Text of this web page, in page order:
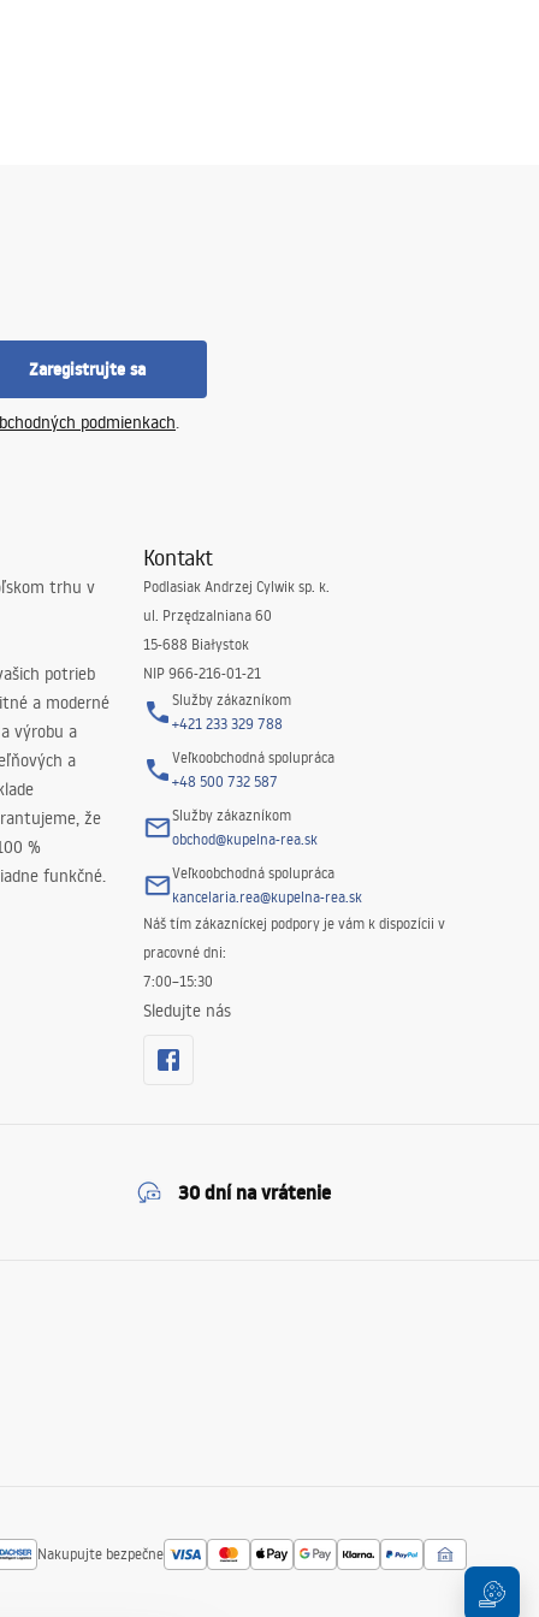
Zaregistrujte sa
podmienkach.
trhu v
potrieb
a moderné
výrobu a
a
že
%
funkčné.
Kontakt
Podlasiak Andrzej Cylwik sp. k.
ul. Przędzalniana 60
15-688 Białystok
NIP 966-216-01-21
Služby zákazníkom
+421 233 329 788
Veľkoobchodná spolupráca
+48 500 732 587
Služby zákazníkom
obchod@kupelna-rea.sk
Veľkoobchodná spolupráca
kancelaria.rea@kupelna-rea.sk
Náš tím zákazníckej podpory je vám k dispozícii v
pracovné dni:
7:00–15:30
Sledujte nás
30 dní na vrátenie
Nakupujte bezpečne